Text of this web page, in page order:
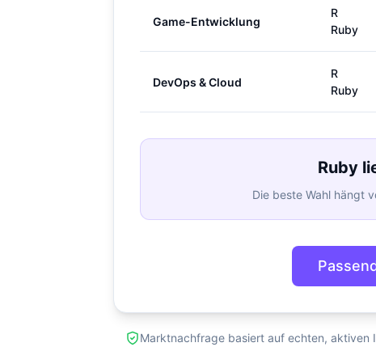
Game-Entwicklung
R
Ruby
DevOps & Cloud
R
Ruby
Ruby
Die beste Wahl hängt
Marktnachfrage basiert auf echten, aktiven